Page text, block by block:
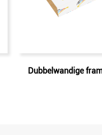
Dubbelwandige